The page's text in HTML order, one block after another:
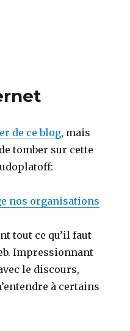
de ce blog, mais
tomber sur cette
nos organisations
tout ce qu’il faut
Impressionnant
le discours,
à certains